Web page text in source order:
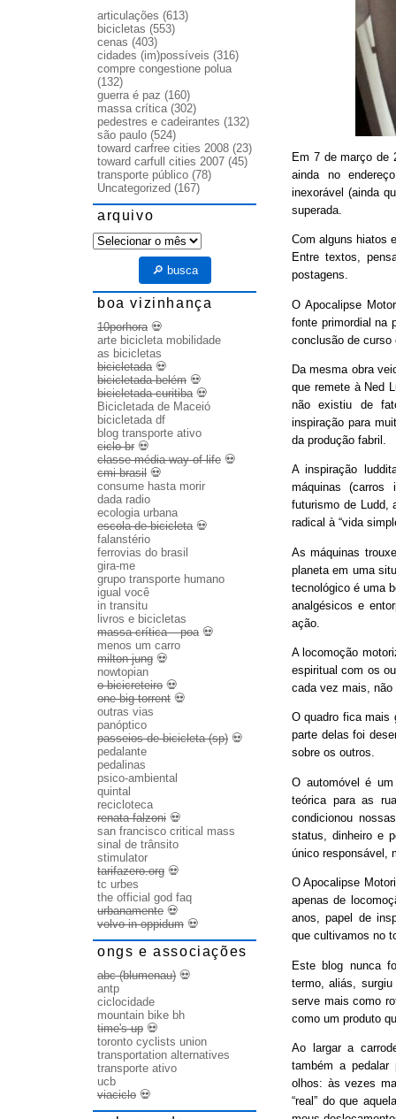
Em 7 de março de
ainda no
inexorável (ainda
superada.
Com alguns hiatos
Entre textos,
postagens.
O Apocalipse
fonte primordial na
conclusão de curso
Da mesma obra
que remete à Ned
não existiu de
inspiração para
da produção fabril.
A inspiração
máquinas (carros
futurismo de Ludd,
radical à “vida
As máquinas
planeta em uma
tecnológico é uma
analgésicos e
ação.
A locomoção
espiritual com os
cada vez mais,
O quadro fica mais
parte delas foi
sobre os outros.
O automóvel é
teórica para as
condicionou
status, dinheiro e
único responsável,
O Apocalipse
apenas de
anos, papel de
que cultivamos no
Este blog nunca
termo, aliás,
serve mais como
como um produto
Ao largar a
também a pedalar
olhos: às vezes
“real” do que
articulações (613)
bicicletas (553)
cenas (403)
cidades (im)possíveis (316)
compre congestione polua
(132)
guerra é paz (160)
massa crítica(302)
pedestres e cadeirantes (132)
são paulo (524)
toward carfree cities 2008 (23)
toward carfull cities 2007 (45)
transporte público (78)
Uncategorized (167)
arquivo
arquivo
🔎 busca
boa vizinhança
10porhora💀
arte bicicleta mobilidade
as bicicletas
bicicletada💀
bicicletada belém 💀
bicicletada curitiba💀
Bicicletada de Maceió
bicicletada df
blog transporte ativo
ciclo br 💀
classe média way of life 💀
cmi brasil 💀
consume hasta morir
dada radio
ecologia urbana
escola de bicicleta💀
falanstério
ferrovias do brasil
gira-me
grupo transporte humano
igual você
in transitu
livros e bicicletas
massa crítica – poa💀
menos um carro
milton jung 💀
nowtopian
o bicicreteiro 💀
one big torrent 💀
outras vias
panóptico
passeios de bicicleta (sp) 💀
pedalante
pedalinas
psico-ambiental
quintal
recicloteca
renata falzoni 💀
san francisco critical mass
sinal de trânsito
stimulator
tarifazero.org 💀
tc urbes
the official god faq
urbanamente 💀
volvo in oppidum 💀
ongs e associações
abc (blumenau) 💀
antp
ciclocidade
mountain bike bh
time's up 💀
toronto cyclists union
transportation alternatives
transporte ativo
ucb
viaciclo 💀